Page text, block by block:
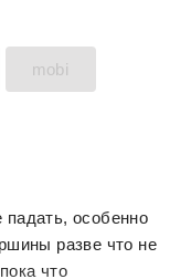
mobi
особенно
разве что не
что